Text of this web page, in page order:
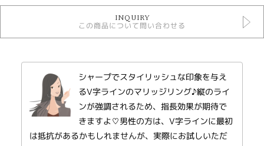
結婚指輪
結婚指輪 ゴージャス
レディース
デザインテイスト
結婚指輪 シンプル
INQUIRY
この商品について問い合わせる
シャープでスタイリッシュな印象を与え
るV字ラインのマリッジリング♪縦のライ
ンが強調されるため、指長効果が期待で
きますよ♡男性の方は、V字ラインに最初
は抵抗があるかもしれませんが、実際にお試しいただ